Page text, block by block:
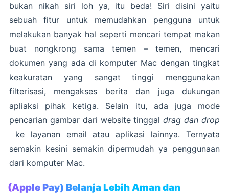
bukan nikah siri loh ya, itu beda! Siri disini yaitu
sebuah fitur untuk memudahkan pengguna untuk
melakukan banyak hal seperti mencari tempat makan
buat nongkrong sama temen – temen, mencari
dokumen yang ada di komputer Mac dengan tingkat
keakuratan yang sangat tinggi menggunakan
filterisasi, mengakses berita dan juga dukungan
apliaksi pihak ketiga. Selain itu, ada juga mode
pencarian gambar dari website tinggaldrag dan drop
ke layanan email atau aplikasi lainnya. Ternyata
semakin kesini semakin dipermudah ya penggunaan
dari komputer Mac.
(Apple Pay) Belanja Lebih Aman dan